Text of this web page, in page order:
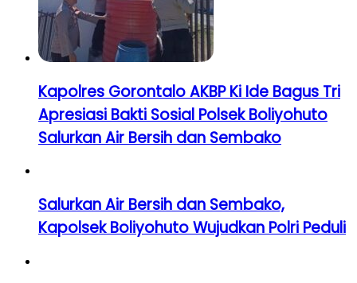
Kapolres Gorontalo AKBP Ki Ide Bagus Tri
Apresiasi Bakti Sosial Polsek Boliyohuto
Salurkan Air Bersih dan Sembako
Salurkan Air Bersih dan Sembako,
Kapolsek Boliyohuto Wujudkan Polri Peduli